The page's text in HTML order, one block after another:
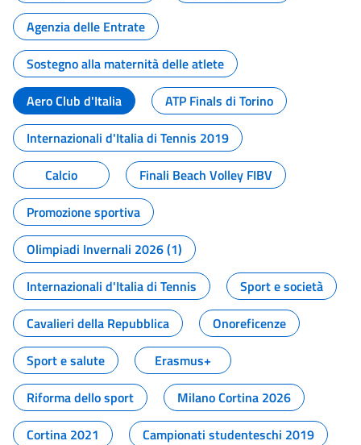
Agenzia delle Entrate
Sostegno alla maternità delle atlete
Aero Club d'Italia
ATP Finals di Torino
Internazionali d'Italia di Tennis 2019
Calcio
Finali Beach Volley FIBV
Promozione sportiva
Olimpiadi Invernali 2026 (1)
Internazionali d'Italia di Tennis
Sport e società
Cavalieri della Repubblica
Onoreficenze
Sport e salute
Erasmus+
Riforma dello sport
Milano Cortina 2026
Cortina 2021
Campionati studenteschi 2019